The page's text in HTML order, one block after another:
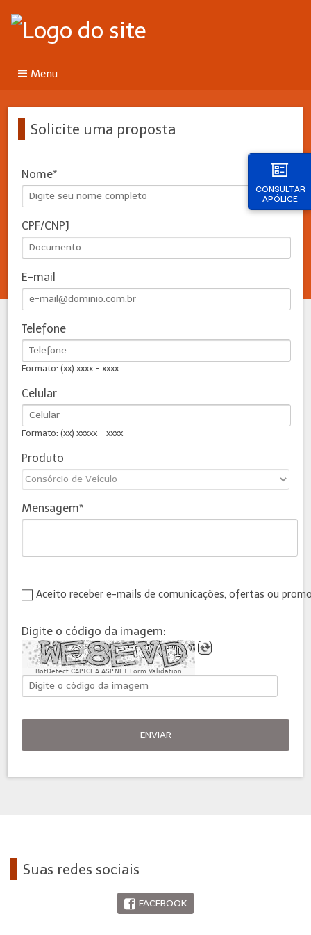
CONSULTAR
APÓLICE
Menu
Solicite uma proposta
Nome
CPF/CNPJ
E-mail
Telefone
Formato: (xx) xxxx - xxxx
Celular
Formato: (xx) xxxxx - xxxx
Produto
Mensagem
Aceito receber e-mails de comunicações, ofertas ou
Digite o código da imagem:
BotDetect CAPTCHA ASP.NET Form Validation
ENVIAR
Suas redes sociais
FACEBOOK